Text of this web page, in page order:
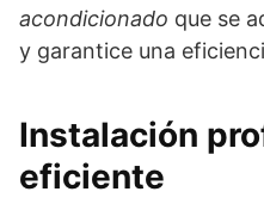
acondicionado que se
y garantice una
Instalación
eficiente